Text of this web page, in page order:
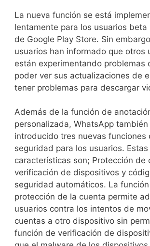
La nueva función se está
lentamente para los usuarios beta
de Google Play Store. Sin
usuarios han informado que otros
están experimentando problemas
poder ver sus actualizaciones de
tener problemas para descargar
Además de la función de
personalizada, WhatsApp también
introducido tres nuevas funciones
seguridad para los usuarios. Estas
características son; Protección de
verificación de dispositivos y
seguridad automáticos. La
protección de la cuenta permite
usuarios contra los intentos de
cuentas a otro dispositivo sin
función de verificación de